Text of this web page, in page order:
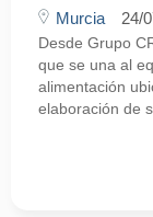
Murcia 24/
Desde Grupo
que se una al
alimentación
elaboración de